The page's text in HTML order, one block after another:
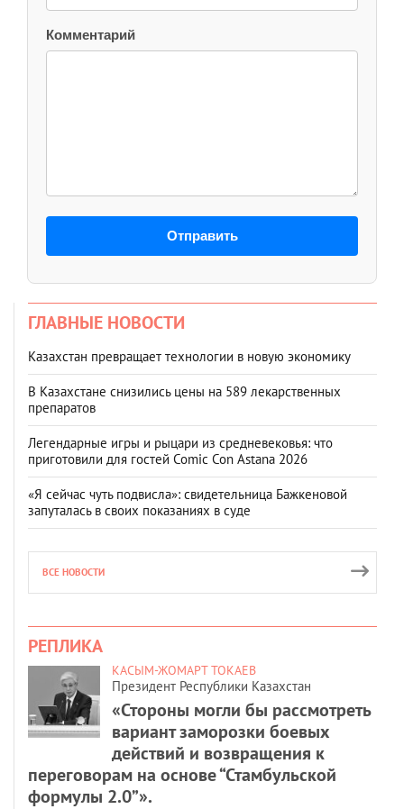
Комментарий
Отправить
ГЛАВНЫЕ НОВОСТИ
Казахстан превращает технологии в новую экономику
В Казахстане снизились цены на 589 лекарственных
препаратов
Легендарные игры и рыцари из средневековья: что
приготовили для гостей Comic Con Astana 2026
«Я сейчас чуть подвисла»: свидетельница Бажкеновой
запуталась в своих показаниях в суде
ВСЕ НОВОСТИ
РЕПЛИКА
КАСЫМ-ЖОМАРТ ТОКАЕВ
Президент Республики Казахстан
«Стороны могли бы рассмотреть
вариант заморозки боевых
действий и возвращения к
переговорам на основе “Стамбульской
формулы 2.0”».